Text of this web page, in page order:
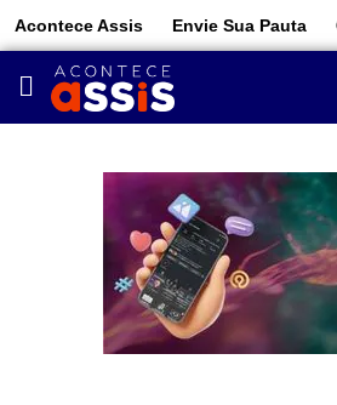
Acontece Assis Envie Sua Pauta